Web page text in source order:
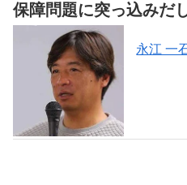
保障問題に突っ込みだ
永江 一